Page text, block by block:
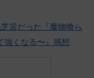
居だった『魔物喰ら
強くなる〜』感想